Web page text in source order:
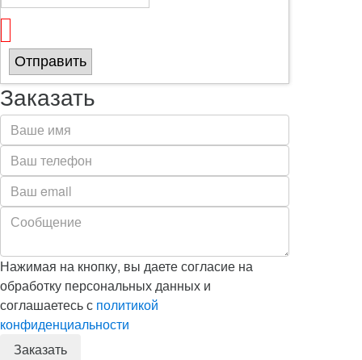
Отправить
Заказать
Нажимая на кнопку, вы даете согласие на
обработку персональных данных и
соглашаетесь с политикой
конфиденциальности